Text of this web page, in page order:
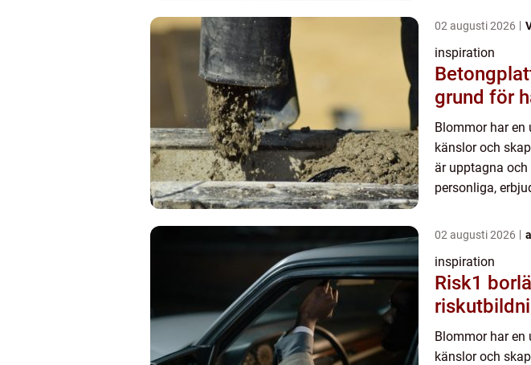
02 augusti 2026
inspiration
grund för
Blommor har
känslor och
är upptagna
personliga,
02 augusti 2026
inspiration
Risk1 borlänge så
Blommor har
känslor och